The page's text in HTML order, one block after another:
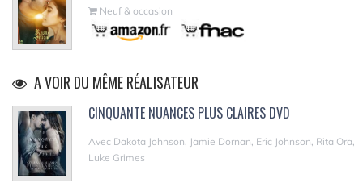
Neuf & occasion
A VOIR DU MÊME RÉALISATEUR
CINQUANTE NUANCES PLUS CLAIRES DVD
Avec Dakota Johnson, Jamie Dornan, Eric Johnson, Rita Ora,
Luke Grimes